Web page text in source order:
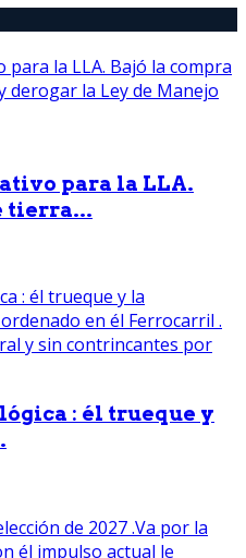
para la LLA.
tierra...
: él trueque y